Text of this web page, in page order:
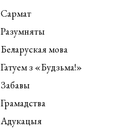
Сармат
Разумняты
Беларуская мова
Гатуем з «Будзьма!»
Забавы
Грамадства
Адукацыя